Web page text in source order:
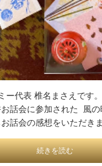
ー代表 椎名まさえです
話会に参加された 風
話会の感想をいただき
続きを読む